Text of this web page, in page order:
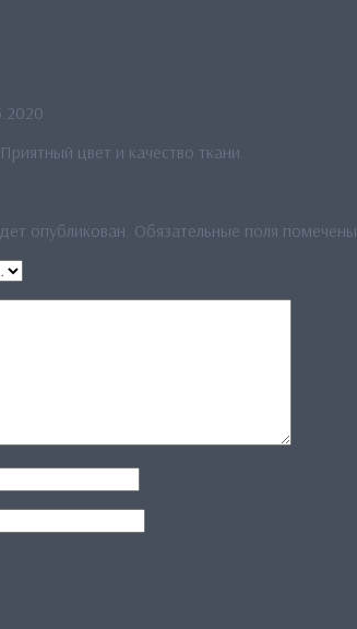
цвет и качество ткани.
опубликован. Обязательные поля помечены